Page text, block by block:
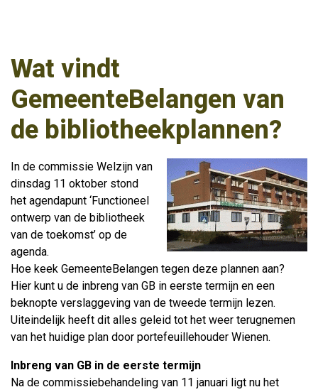
Wat vindt
GemeenteBelangen van
de bibliotheekplannen?
In de commissie Welzijn van
dinsdag 11 oktober stond
het agendapunt ‘Functioneel
ontwerp van de bibliotheek
van de toekomst’ op de
agenda.
Hoe keek GemeenteBelangen tegen deze plannen aan?
Hier kunt u de inbreng van GB in eerste termijn en een
beknopte verslaggeving van de tweede termijn lezen.
Uiteindelijk heeft dit alles geleid tot het weer terugnemen
van het huidige plan door portefeuillehouder Wienen.
Inbreng van GB in de eerste termijn
Na de commissiebehandeling van 11 januari ligt nu het